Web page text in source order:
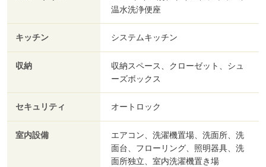
温水洗浄便座
キッチン システムキッチン
収納
収納スペース、クローゼット、シュ
ーズボックス
セキュリティ オートロック
室内設備
エアコン、洗濯機置場、洗面所、洗
面台、フローリング、照明器具、洗
面所独立、室内洗濯機置き場